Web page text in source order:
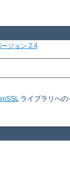
ージョン 2.4
ライブラリへの